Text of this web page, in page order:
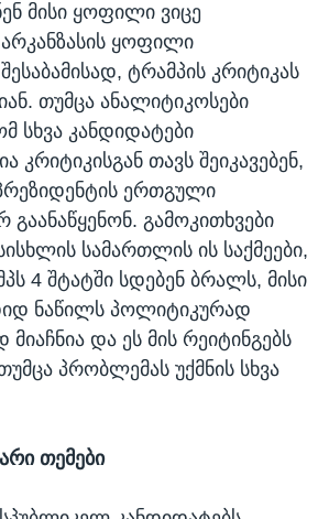
მისი ყოფილი ვიცე
ყოფილი
ტრამპის კრიტიკას
თუმცა ანალიტიკოსები
სხვა კანდიდატები
კრიტიკისგან თავს შეიკავებენ,
ერთგული
გამოკითხვები
სამართლის ის საქმეები,
4 შტატში სდებენ ბრალს, მისი
ნაწილს პოლიტიკურად
და ეს მის რეიტინგებს
პრობლემას უქმნის სხვა
თემები